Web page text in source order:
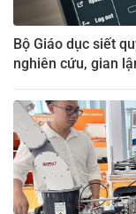
Bộ Giáo dục siết
nghiên cứu, gian